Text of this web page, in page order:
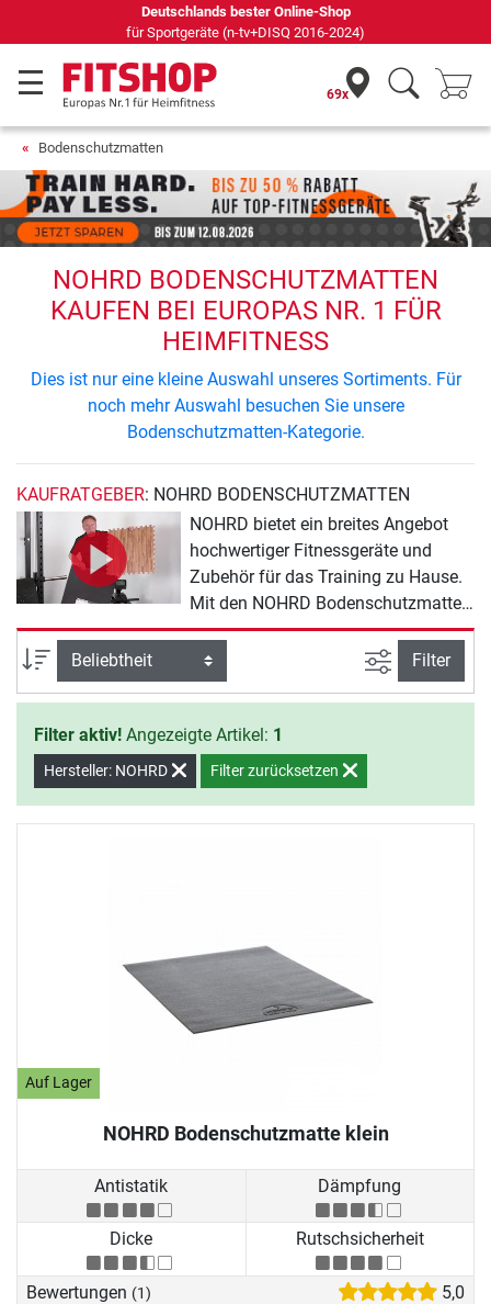
Deutschlands bester Online-Shop
für Sportgeräte (n-tv+DISQ 2016-2024)
69x
Bodenschutzmatten
NOHRD BODENSCHUTZMATTEN
KAUFEN BEI EUROPAS NR. 1 FÜR
HEIMFITNESS
Dies ist nur eine kleine Auswahl unseres Sortiments. Für
noch mehr Auswahl besuchen Sie unsere
Bodenschutzmatten-Kategorie.
KAUFRATGEBER: NOHRD BODENSCHUTZMATTEN
NOHRD bietet ein breites Angebot
hochwertiger Fitnessgeräte und
Zubehör für das Training zu Hause.
Mit den NOHRD Bodenschutzmatten
Produkten werden Sie zu Hause
effektiv fit, nehmen ab und halten
sich gesund.
Sortierung Ansicht
Filter
Filter aktiv! Angezeigte Artikel: 1
Hersteller: NOHRD Filter zurücksetzen
Auf Lager
NOHRD Bodenschutzmatte klein
Antistatik Dämpfung
Dicke Rutschsicherheit
Bewertungen (1) 5,0